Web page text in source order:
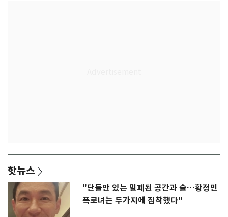
핫뉴스
"단둘만 있는 밀폐된 공간과 술…황정민
폭로녀는 두가지에 집착했다"